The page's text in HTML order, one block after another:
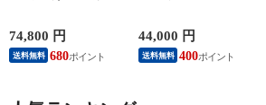
74,800 円
送料無料 680
44,000 円
送料無料 400